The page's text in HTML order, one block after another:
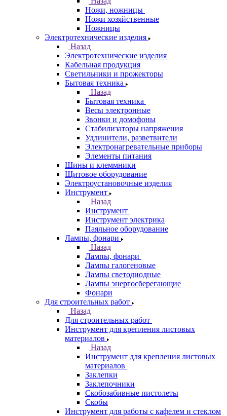
Ножи, ножницы
Ножи хозяйственные
Ножницы
Электротехнические изделия
Назад
Электротехнические изделия
Кабельная продукция
Светильники и прожекторы
Бытовая техника
Назад
Бытовая техника
Весы электронные
Звонки и домофоны
Стабилизаторы напряжения
Удлинители, разветвители
Электронагревательные приборы
Элементы питания
Шины и клеммники
Щитовое оборудование
Электроустановочные изделия
Инструмент
Назад
Инструмент
Инструмент электрика
Паяльное оборудование
Лампы, фонари
Назад
Лампы, фонари
Лампы галогеновые
Лампы светодиодные
Лампы энергосберегающие
Фонари
Для строительных работ
Назад
Для строительных работ
Инструмент для крепления листовых
материалов
Назад
Инструмент для крепления листовых
материалов
Заклепки
Заклепочники
Скобозабивные пистолеты
Скобы
Инструмент для работы с кафелем и стеклом